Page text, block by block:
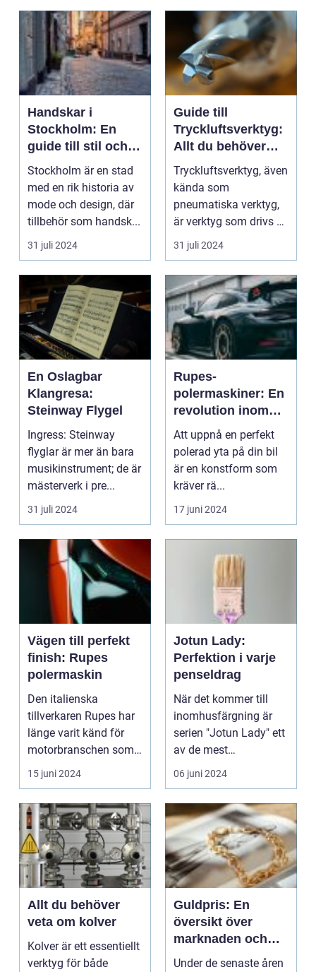
Handskar i
Stockholm: En
guide till stil och
komfort
Stockholm är en stad
med en rik historia av
mode och design, där
tillbehör som handsk...
31 juli 2024
Guide till
Tryckluftsverktyg:
Allt du behöver
veta
Tryckluftsverktyg, även
kända som
pneumatiska verktyg,
är verktyg som drivs av
kompri...
31 juli 2024
En Oslagbar
Klangresa:
Steinway Flygel
Ingress: Steinway
flyglar är mer än bara
musikinstrument; de är
mästerverk i pre...
31 juli 2024
Rupes-
polermaskiner: En
revolution inom
bilvård
Att uppnå en perfekt
polerad yta på din bil
är en konstform som
kräver rä...
17 juni 2024
Vägen till perfekt
finish: Rupes
polermaskin
Den italienska
tillverkaren Rupes har
länge varit känd för
motorbranschen som
symbole...
15 juni 2024
Jotun Lady:
Perfektion i varje
penseldrag
När det kommer till
inomhusfärgning är
serien "Jotun Lady" ett
av de mest
prestigefyl...
06 juni 2024
Allt du behöver
veta om kolver
Kolver är ett essentiellt
verktyg för både
Guldpris: En
översikt över
marknaden och
trenderna
Under de senaste åren